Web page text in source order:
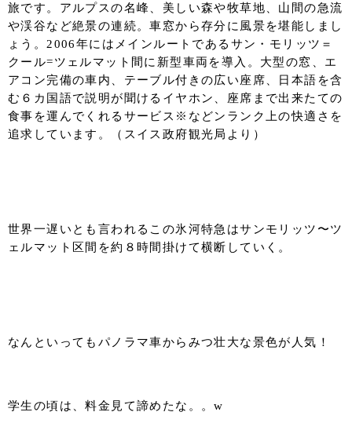
旅です。アルプスの名峰、美しい森や牧草地、山間の急流
や渓谷など絶景の連続。車窓から存分に風景を堪能しまし
ょう。2006年にはメインルートであるサン・モリッツ＝
クール=ツェルマット間に新型車両を導入。大型の窓、エ
アコン完備の車内、テーブル付きの広い座席、日本語を含
む６カ国語で説明が聞けるイヤホン、座席まで出来たての
食事を運んでくれるサービス※などンランク上の快適さを
追求しています。（スイス政府観光局より）
世界一遅いとも言われるこの氷河特急はサンモリッツ〜ツ
ェルマット区間を約８時間掛けて横断していく。
なんといってもパノラマ車からみつ壮大な景色が人気！
学生の頃は、料金見て諦めたな。。w